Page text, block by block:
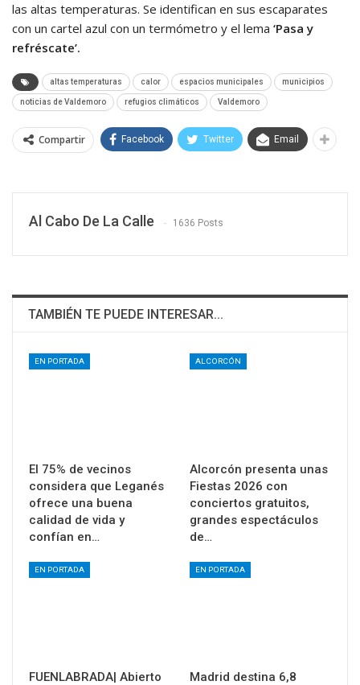
las altas temperaturas. Se identifican en sus escaparates
con un cartel azul con un termómetro y el lema ‘Pasa y
refréscate’.
altas temperaturas calor espacios municipales municipios
noticias de Valdemoro refugios climáticos Valdemoro
Compartir Facebook Twitter Email
Al Cabo De La Calle 1636 Posts
TAMBIÉN TE PUEDE INTERESAR...
EN PORTADA
El 75% de vecinos
considera que Leganés
ofrece una buena
calidad de vida y
confían en…
ALCORCÓN
Alcorcón presenta unas
Fiestas 2026 con
conciertos gratuitos,
grandes espectáculos
de…
EN PORTADA
FUENLABRADA| Abierto
EN PORTADA
Madrid destina 6,8